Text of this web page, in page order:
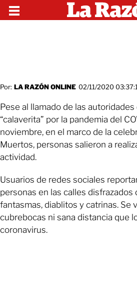
Por: LA RAZÓN ONLINE 02/11/2020
Pese al llamado de las
“calaverita” por la pandemia del
noviembre, en el marco de la
Muertos, personas salieron a
actividad.
Usuarios de redes sociales
personas en las calles disfrazados
fantasmas, diablitos y catrinas. Se
cubrebocas ni sana distancia que
coronavirus.